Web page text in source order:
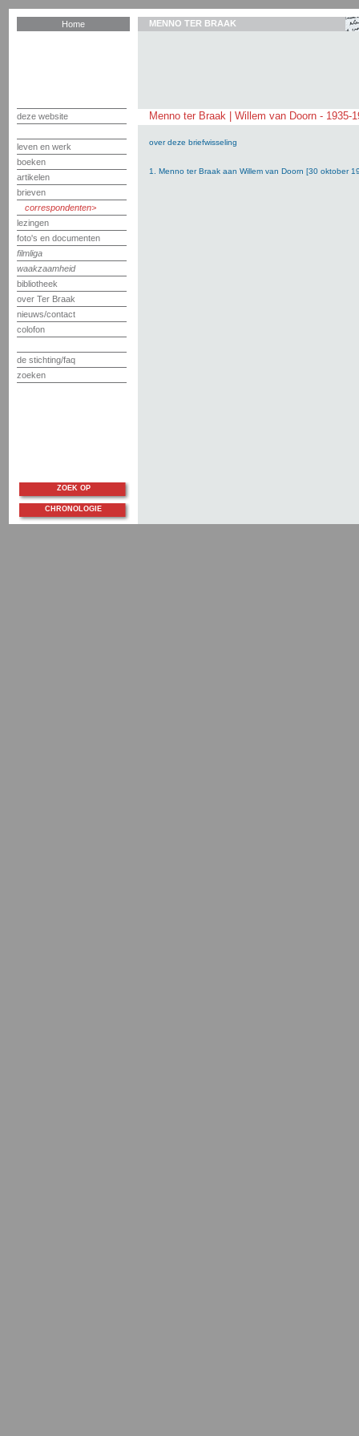
Home
deze website
leven en werk
boeken
artikelen
brieven
correspondenten
lezingen
foto's en documenten
filmliga
waakzaamheid
bibliotheek
over Ter Braak
nieuws/contact
colofon
de stichting/faq
zoeken
MENNO TER BRAAK
Menno ter Braak | Willem van Doorn - 1935-
over deze briefwisseling
1. Menno ter Braak aan Willem van Doorn [30 oktober
ZOEK OP
CHRONOLOGIE